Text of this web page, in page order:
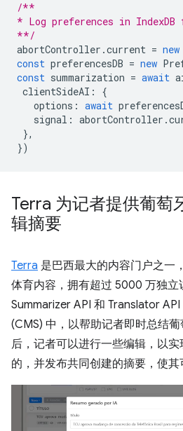
/**
* Log preferences in
**/
abortController .current = new
const preferencesDB = new
const summarization = await
clientSideAI :
{
options : await
signal : abortController .
},
})
Terra 为记者提供葡萄
辑摘要
Terra 是巴西最大的内容门户之一
体育内容，拥有超过 5000 万独立
Summarizer API 和 Translator
(CMS) 中，以帮助记者即时总结
后，记者可以进行一些编辑，以
的，并发布共同创建的摘要，使其